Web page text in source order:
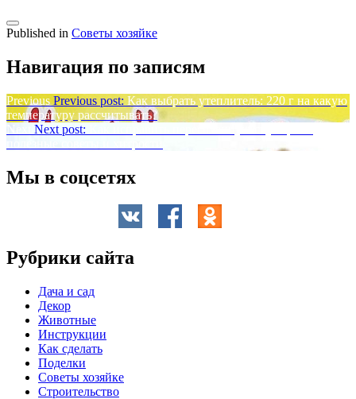
Published in Советы хозяйке
Навигация по записям
Previous Previous post: Как выбрать утеплитель: 220 г на какую
температуру рассчитывать?
Next
Next post:
Мы в соцсетях
Рубрики сайта
Дача и сад
Декор
Животные
Инструкции
Как сделать
Поделки
Советы хозяйке
Строительство